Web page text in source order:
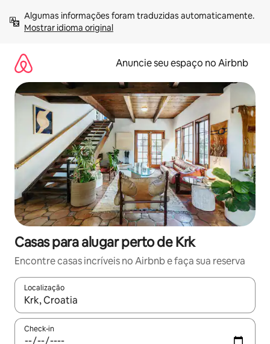
para
Mostrar idioma original
Anuncie seu espaço no Airbnb
Casas para alugar perto de Krk
Encontre casas incríveis no Airbnb e faça sua reserva
Localização
Quando os resultados estiverem disponíveis, explore-os
Check-in